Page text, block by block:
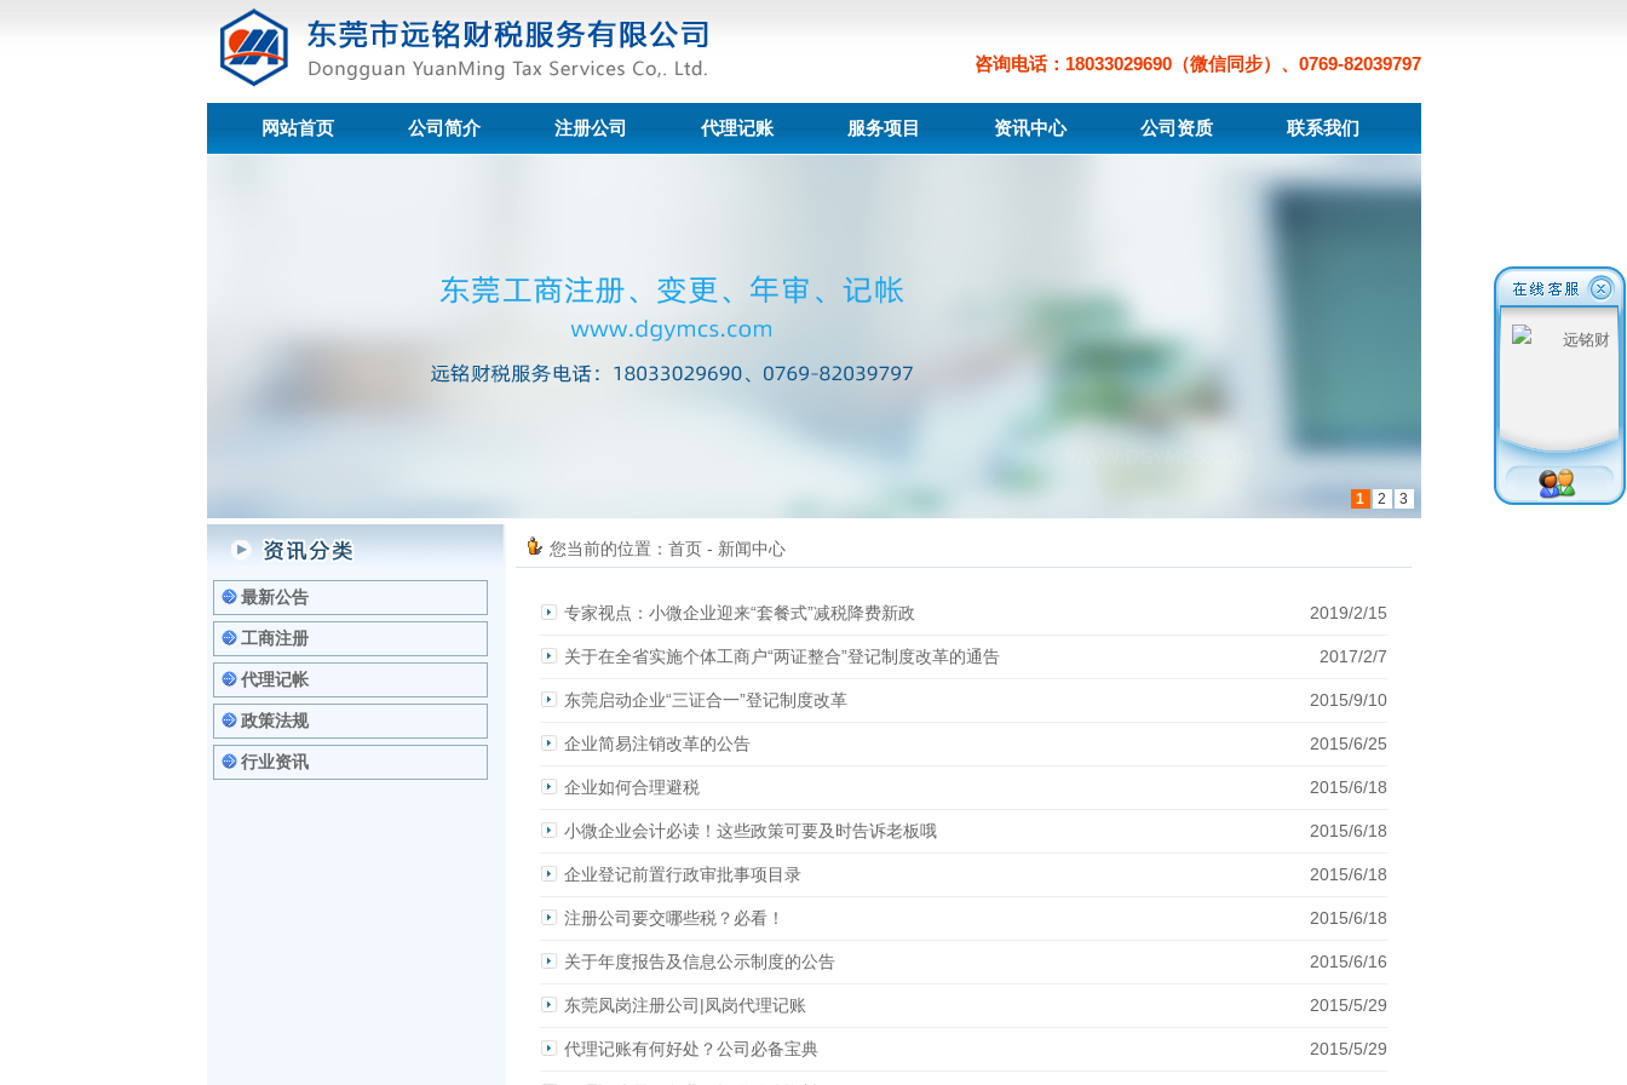
咨询电话：18033029690（微信同步）、0769-82039797
网站首页 公司简介 注册公司 代理记账 服务项目 资讯中心 公司资质 联系我们
1 2 3
最新公告
工商注册
代理记帐
政策法规
行业资讯
您当前的位置： 首页- 新闻中心
2019/2/15
专家视点：小微企业迎来“套餐式”减税降费新政
2017/2/7
关于在全省实施个体工商户“两证整合”登记制度改革的通告
2015/9/10
东莞启动企业“三证合一”登记制度改革
2015/6/25
企业简易注销改革的公告
2015/6/18
企业如何合理避税
2015/6/18
小微企业会计必读！这些政策可要及时告诉老板哦
2015/6/18
企业登记前置行政审批事项目录
2015/6/18
注册公司要交哪些税？必看！
2015/6/16
关于年度报告及信息公示制度的公告
2015/5/29
东莞凤岗注册公司|凤岗代理记账
2015/5/29
代理记账有何好处？公司必备宝典